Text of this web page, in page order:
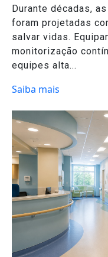
Durante décadas,
foram projetadas
salvar vidas.
monitorização
equipes alta...
Saiba mais